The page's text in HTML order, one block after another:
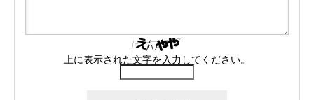
上に表示された文字を入力してください。